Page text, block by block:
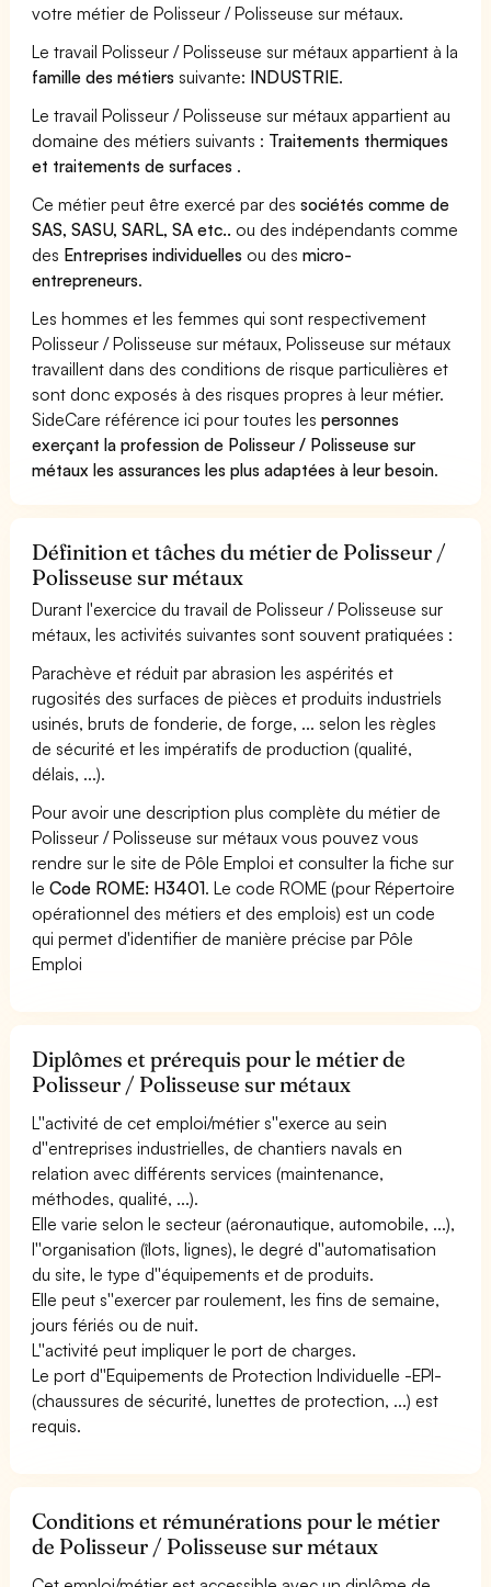
votre métier de Polisseur / Polisseuse sur métaux.
Le travail Polisseur / Polisseuse sur métaux appartient à la
famille des métiers suivante: INDUSTRIE.
Le travail Polisseur / Polisseuse sur métaux appartient au
domaine des métiers suivants : Traitements thermiques
et traitements de surfaces .
Ce métier peut être exercé par dessociétés comme de
SAS, SASU, SARL, SA etc.. ou des indépendants comme
des Entreprises individuelles ou desmicro-
entrepreneurs.
Les hommes et les femmes qui sont respectivement
Polisseur / Polisseuse sur métaux, Polisseuse sur métaux
travaillent dans des conditions de risque particulières et
sont donc exposés à des risques propres à leur métier.
SideCare référence ici pour toutes lespersonnes
exerçant la profession de Polisseur / Polisseuse sur
métaux les assurances les plus adaptées à leur besoin.
Définition et tâches du métier de Polisseur /
Polisseuse sur métaux
Durant l'exercice du travail de Polisseur / Polisseuse sur
métaux, les activités suivantes sont souvent pratiquées :
Parachève et réduit par abrasion les aspérités et
rugosités des surfaces de pièces et produits industriels
usinés, bruts de fonderie, de forge, ... selon les règles
de sécurité et les impératifs de production (qualité,
délais, ...).
Pour avoir une description plus complète du métier de
Polisseur / Polisseuse sur métaux vous pouvez vous
rendre sur le site de Pôle Emploi et consulter la fiche sur
leCode ROME: H3401. Le code ROME (pour Répertoire
opérationnel des métiers et des emplois) est un code
qui permet d'identifier de manière précise par Pôle
Emploi
Diplômes et prérequis pour le métier de
Polisseur / Polisseuse sur métaux
L''activité de cet emploi/métier s''exerce au sein
d''entreprises industrielles, de chantiers navals en
relation avec différents services (maintenance,
méthodes, qualité, ...).
Elle varie selon le secteur (aéronautique, automobile, ...),
l''organisation (îlots, lignes), le degré d''automatisation
du site, le type d''équipements et de produits.
Elle peut s''exercer par roulement, les fins de semaine,
jours fériés ou de nuit.
L''activité peut impliquer le port de charges.
Le port d''Equipements de Protection Individuelle -EPI-
(chaussures de sécurité, lunettes de protection, ...) est
requis.
Conditions et rémunérations pour le métier
de Polisseur / Polisseuse sur métaux